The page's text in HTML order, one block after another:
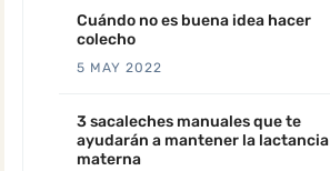
Cuándo no es buena idea hacer
colecho
5 MAY 2022
3 sacaleches manuales que te
ayudarán a mantener la lactancia
materna